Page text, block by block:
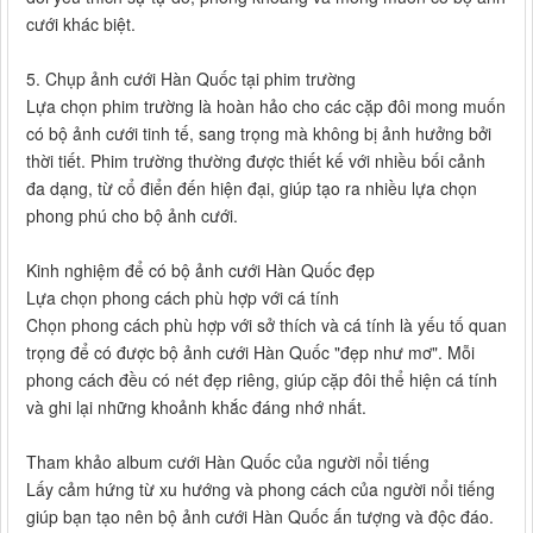
cưới khác biệt.
5. Chụp ảnh cưới Hàn Quốc tại phim trường
Lựa chọn phim trường là hoàn hảo cho các cặp đôi mong muốn
có bộ ảnh cưới tinh tế, sang trọng mà không bị ảnh hưởng bởi
thời tiết. Phim trường thường được thiết kế với nhiều bối cảnh
đa dạng, từ cổ điển đến hiện đại, giúp tạo ra nhiều lựa chọn
phong phú cho bộ ảnh cưới.
Kinh nghiệm để có bộ ảnh cưới Hàn Quốc đẹp
Lựa chọn phong cách phù hợp với cá tính
Chọn phong cách phù hợp với sở thích và cá tính là yếu tố quan
trọng để có được bộ ảnh cưới Hàn Quốc "đẹp như mơ". Mỗi
phong cách đều có nét đẹp riêng, giúp cặp đôi thể hiện cá tính
và ghi lại những khoảnh khắc đáng nhớ nhất.
Tham khảo album cưới Hàn Quốc của người nổi tiếng
Lấy cảm hứng từ xu hướng và phong cách của người nổi tiếng
giúp bạn tạo nên bộ ảnh cưới Hàn Quốc ấn tượng và độc đáo.